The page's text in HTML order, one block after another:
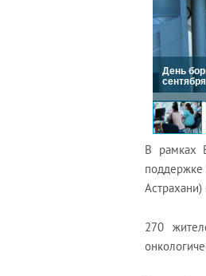
День
В рамках
270